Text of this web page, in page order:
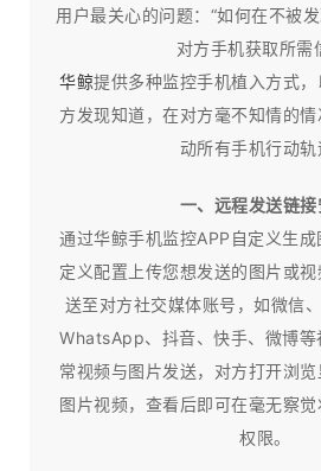
用户最关心的问题：“如何在不被
对方手机获取所需
华鲸提供多种监控手机植入方式
方发现知道，在对方毫不知情的
动所有手机行动轨
一、远程发送链接
通过华鲸手机监控APP自定义生
定义配置上传您想发送的图片或
送至对方社交媒体账号，如微信
WhatsApp、抖音、快手、微博等
常视频与图片发送，对方打开浏
图片视频，查看后即可在毫无察
权限。